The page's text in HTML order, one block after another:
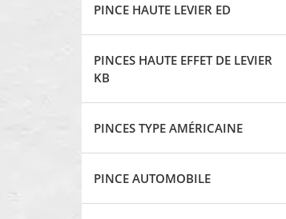
PINCE HAUTE LEVIER ED
PINCES HAUTE EFFET DE LEVIER
KB
PINCES TYPE AMÉRICAINE
PINCE AUTOMOBILE